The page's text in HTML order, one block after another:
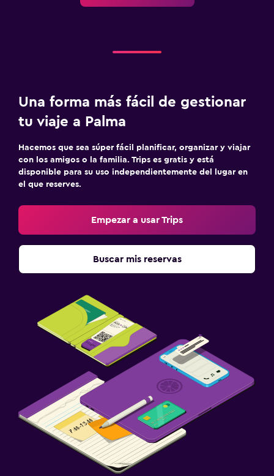
Estacionamiento y transporte
Servicio de traslado (cargo adicional)
Una forma más fácil de gestionar
tu viaje a Palma
Hacemos que sea súper fácil planificar, organizar y viajar
con los amigos o la familia. Trips es gratis y está
disponible para su uso independientemente del lugar en
el que reserves.
Empezar a usar Trips
Buscar mis reservas